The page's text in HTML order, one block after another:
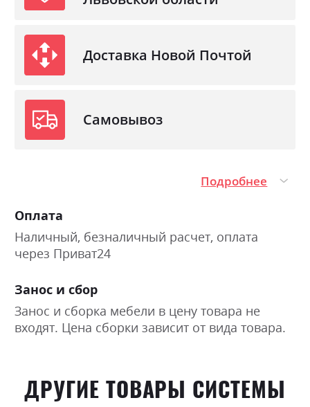
Доставка Новой Почтой
Самовывоз
Подробнее
Оплата
Наличный, безналичный расчет, оплата
через Приват24
Занос и сбор
Занос и сборка мебели в цену товара не
входят. Цена сборки зависит от вида товара.
ДРУГИЕ ТОВАРЫ СИСТЕМЫ